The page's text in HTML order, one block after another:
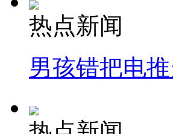
热点新闻
男孩错把电